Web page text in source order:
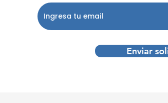
Enviar